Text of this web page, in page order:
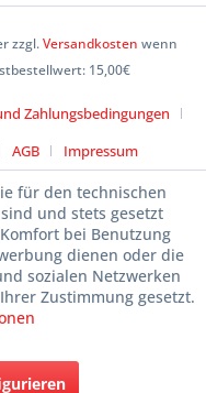
zzgl.Versandkosten wenn
15,00€
Zahlungsbedingungen
AGB Impressum
für den technischen
und stets gesetzt
bei Benutzung
dienen oder die
sozialen Netzwerken
Zustimmung gesetzt.